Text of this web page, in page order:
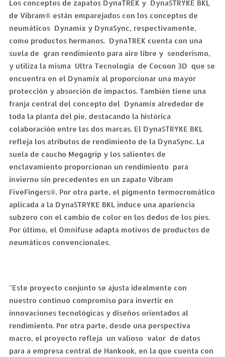
Los conceptos de zapatos DynaTREK y DynaSTRYKE BKL
de Vibram® están emparejados con los conceptos de
neumáticos Dynamix y DynaSync, respectivamente,
como productos hermanos. DynaTREK cuenta con una
suela de gran rendimiento para aire libre y senderismo,
y utiliza la misma Ultra Tecnología de Cocoon 3D que se
encuentra en el Dynamix al proporcionar una mayor
protección y absorción de impactos. También tiene una
franja central del concepto del Dynamix alrededor de
toda la planta del pie, destacando la histórica
colaboración entre las dos marcas. El DynaSTRYKE BKL
refleja los atributos de rendimiento de la DynaSync. La
suela de caucho Megagrip y los salientes de
enclavamiento proporcionan un rendimiento para
invierno sin precedentes en un zapato Vibram
FiveFingers®. Por otra parte, el pigmento termocromático
aplicada a la DynaSTRYKE BKL induce una apariencia
subzero con el cambio de color en los dedos de los pies.
Por último, el Omnifuse adapta motivos de productos de
neumáticos convencionales.
"Este proyecto conjunto se ajusta idealmente con
nuestro contínuo compromiso para invertir en
innovaciones tecnológicas y diseños orientados al
rendimiento. Por otra parte, desde una perspectiva
macro, el proyecto refleja un valioso valor de datos
para a empresa central de Hankook, en la que cuenta con